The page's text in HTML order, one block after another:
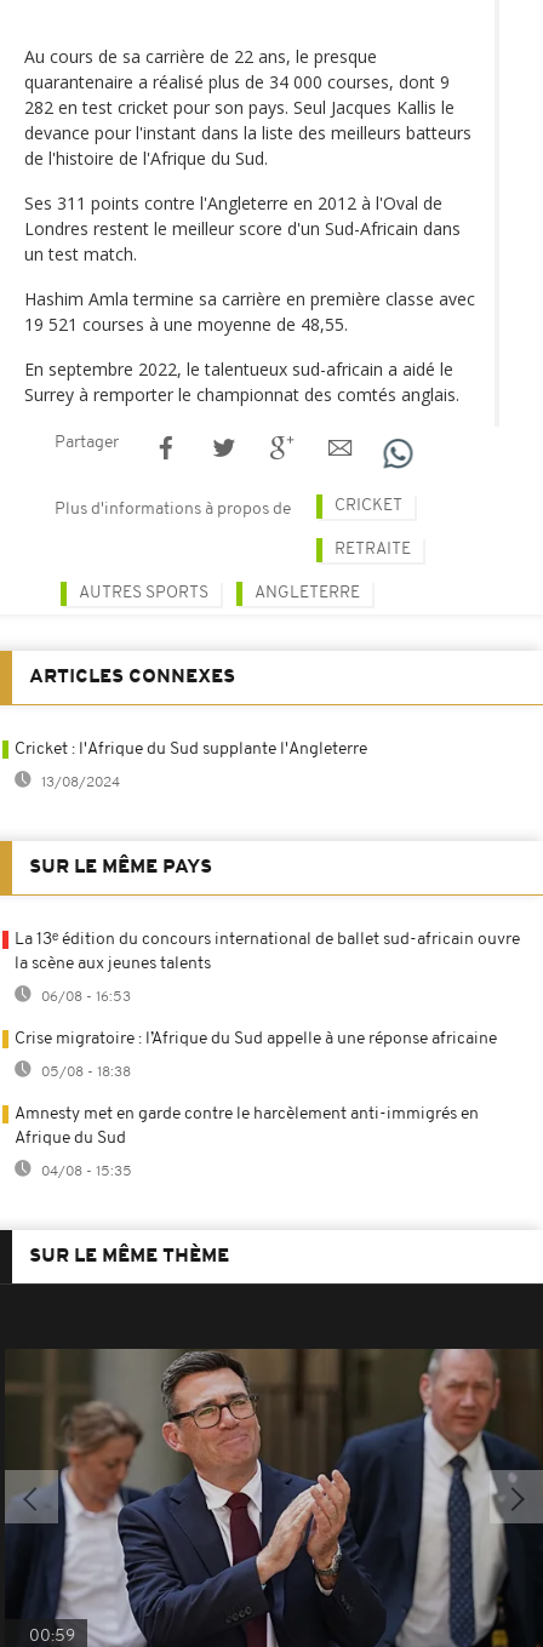
Au cours de sa carrière de 22 ans, le presque
quarantenaire a réalisé plus de 34 000 courses, dont 9
282 en test cricket pour son pays. Seul Jacques Kallis le
devance pour l'instant dans la liste des meilleurs batteurs
de l'histoire de l'Afrique du Sud.
Ses 311 points contre l'Angleterre en 2012 à l'Oval de
Londres restent le meilleur score d'un Sud-Africain dans
un test match.
Hashim Amla termine sa carrière en première classe avec
19 521 courses à une moyenne de 48,55.
En septembre 2022, le talentueux sud-africain a aidé le
Surrey à remporter le championnat des comtés anglais.
Partager
Plus d'informations à propos de CRICKET
RETRAITE
AUTRES SPORTS ANGLETERRE
ARTICLES CONNEXES
Cricket : l'Afrique du Sud supplante l'Angleterre
13/08/2024
SUR LE MÊME PAYS
La 13ᵉ édition du concours international de ballet sud-africain ouvre
la scène aux jeunes talents
06/08 - 16:53
Crise migratoire : l’Afrique du Sud appelle à une réponse africaine
05/08 - 18:38
Amnesty met en garde contre le harcèlement anti-immigrés en
Afrique du Sud
04/08 - 15:35
SUR LE MÊME THÈME
00:59